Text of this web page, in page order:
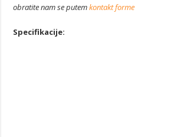
obratite nam se putemkontakt forme
Specifikacije: